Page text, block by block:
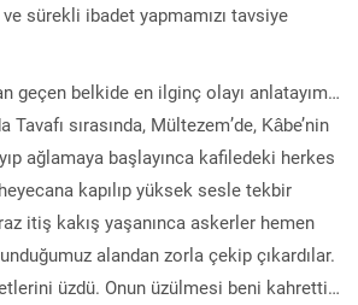
sürekli ibadet yapmamızı tavsiye
geçen belkide en ilginç olayı anlatayım…
sırasında, Mültezem’de, Kâbe’nin
ağlamaya başlayınca kafiledeki herkes
kapılıp yüksek sesle tekbir
itiş kakış yaşanınca askerler hemen
alandan zorla çekip çıkardılar.
üzdü. Onun üzülmesi beni kahretti…